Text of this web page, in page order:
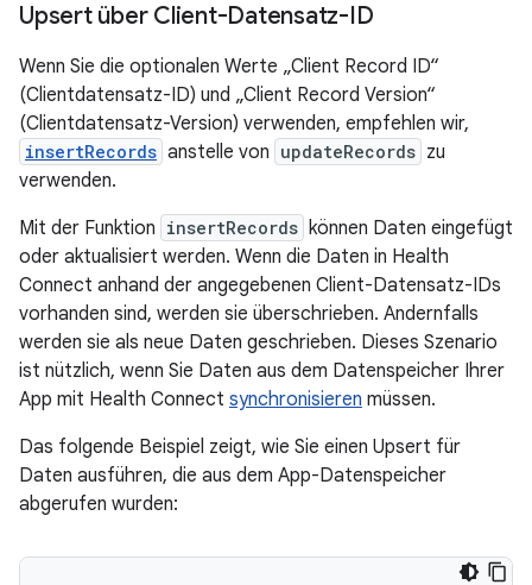
Upsert über Client-Datensatz-ID
Wenn Sie die optionalen Werte „Client Record ID“
(Clientdatensatz-ID) und „Client Record Version“
(Clientdatensatz-Version) verwenden, empfehlen wir,
insertRecords anstelle von updateRecords zu
verwenden.
Mit der Funktion insertRecords können Daten eingefügt
oder aktualisiert werden. Wenn die Daten in Health
Connect anhand der angegebenen Client-Datensatz-IDs
vorhanden sind, werden sie überschrieben. Andernfalls
werden sie als neue Daten geschrieben. Dieses Szenario
ist nützlich, wenn Sie Daten aus dem Datenspeicher Ihrer
App mit Health Connect synchronisieren müssen.
Das folgende Beispiel zeigt, wie Sie einen Upsert für
Daten ausführen, die aus dem App-Datenspeicher
abgerufen wurden: